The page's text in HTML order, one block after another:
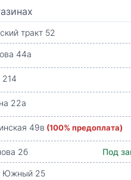
тракт 52
44а
22а
49в (100% предоплата)
2б
Под
Южный 25